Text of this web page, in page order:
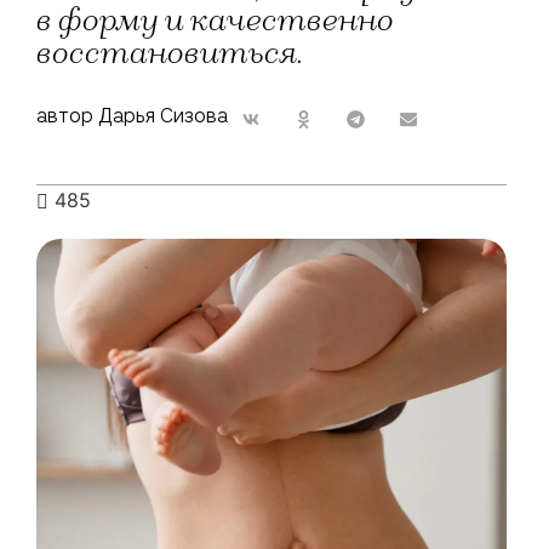
в форму и качественно
восстановиться.
автор Дарья Сизова
485